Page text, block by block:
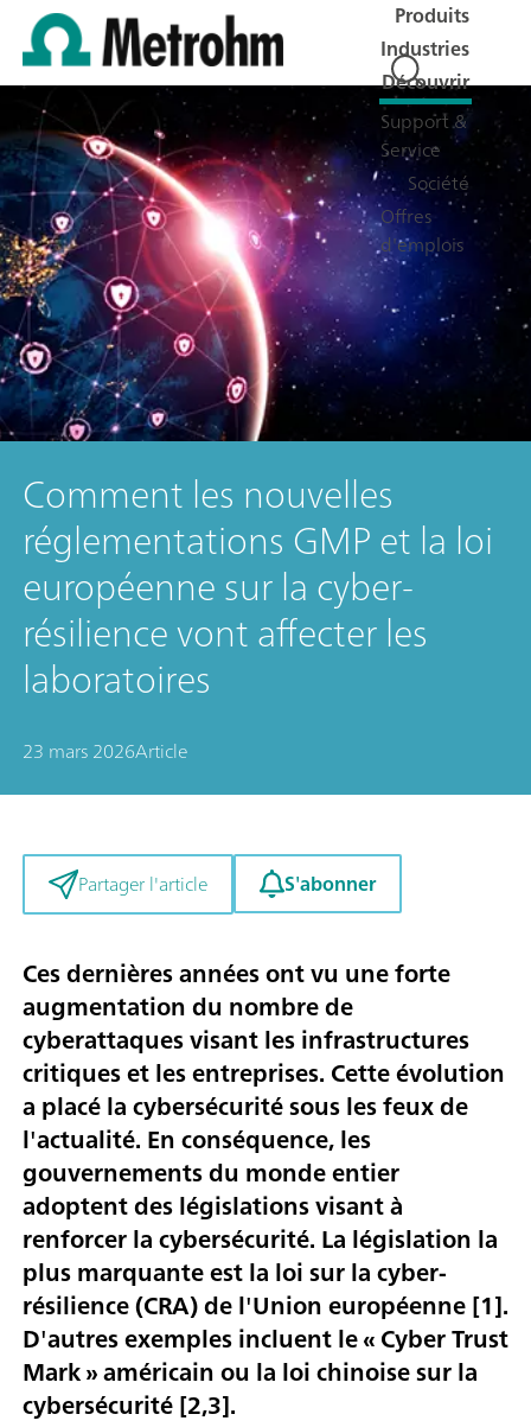
Produits
Industries
Découvrir
Support &
Service
Société
Offres
d'emplois
Comment les nouvelles
réglementations GMP et la loi
européenne sur la cyber-
résilience vont affecter les
laboratoires
23 mars 2026Article
Partager l'article S'abonner
Ces dernières années ont vu une forte
augmentation du nombre de
cyberattaques visant les infrastructures
critiques et les entreprises. Cette évolution
a placé la cybersécurité sous les feux de
l'actualité. En conséquence, les
gouvernements du monde entier
adoptent des législations visant à
renforcer la cybersécurité. La législation la
plus marquante est la loi sur la cyber-
résilience (CRA) de l'Union européenne [1].
D'autres exemples incluent le « Cyber Trust
Mark » américain ou la loi chinoise sur la
cybersécurité [2,3].